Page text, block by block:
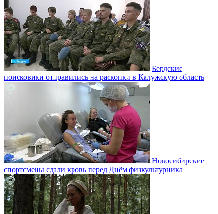
Бердские
поисковики отправились на раскопки в Калужскую область
Новосибирские
спортсмены сдали кровь перед Днём физкультурника